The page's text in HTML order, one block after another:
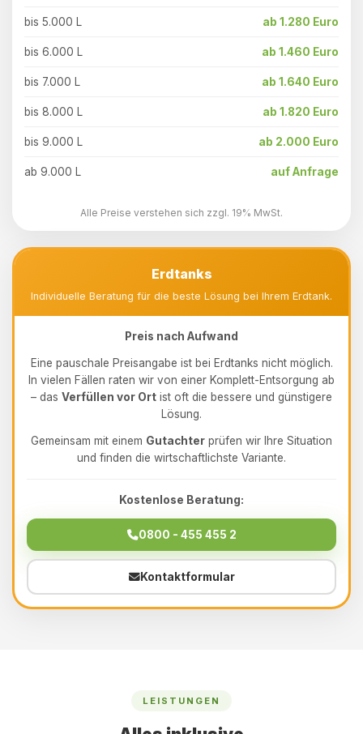
bis 5.000 L ab 1.280 Euro
bis 6.000 L ab 1.460 Euro
bis 7.000 L ab 1.640 Euro
bis 8.000 L ab 1.820 Euro
bis 9.000 L ab 2.000 Euro
ab 9.000 L auf Anfrage
Alle Preise verstehen sich zzgl. 19% MwSt.
Erdtanks
Individuelle Beratung für die beste Lösung bei Ihrem Erdtank.
Preis nach Aufwand
Eine pauschale Preisangabe ist bei Erdtanks nicht möglich.
In vielen Fällen raten wir von einer Komplett-Entsorgung ab
– das Verfüllen vor Ort ist oft die bessere und günstigere
Lösung.
Gemeinsam mit einem Gutachter prüfen wir Ihre Situation
und finden die wirtschaftlichste Variante.
Kostenlose Beratung:
0800 - 455 455 2
Kontaktformular
LEISTUNGEN